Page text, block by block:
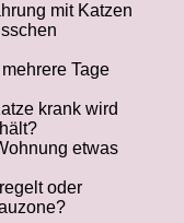
mit Katzen
Tage
krank wird
etwas
oder